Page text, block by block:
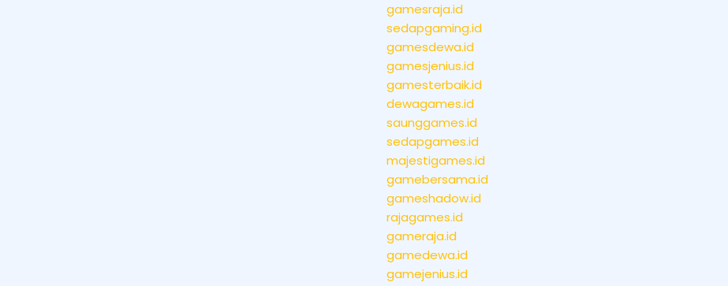
gamesraja.id
sedapgaming.id
gamesdewa.id
gamesjenius.id
gamesterbaik.id
dewagames.id
saunggames.id
sedapgames.id
majestigames.id
gamebersama.id
gameshadow.id
rajagames.id
gameraja.id
gamedewa.id
gamejenius.id